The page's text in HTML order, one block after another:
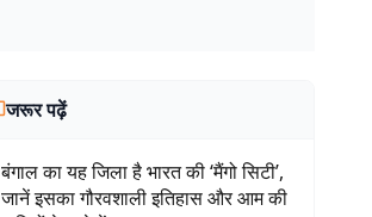
जरूर पढ़ें
बंगाल का यह जिला है भारत की ‘मैंगो सिटी’,
जानें इसका गौरवशाली इतिहास और आम की